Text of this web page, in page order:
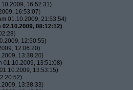
16:52:31)
16:53:07)
01.10.2009, 21:53:54)
02.10.2009, 08:12:12)
12:50:55)
12:06:20)
13:38:20)
01.10.2009, 13:51:08)
13:53:15)
13:38:33)